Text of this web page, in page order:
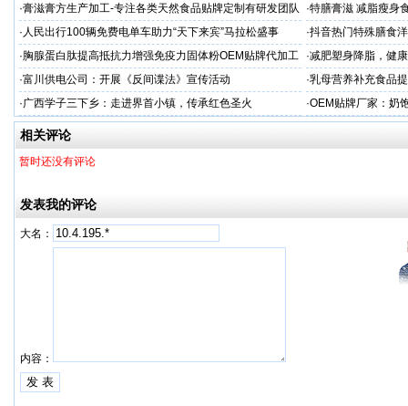
业
·膏滋膏方生产加工-专注各类天然食品贴牌定制有研发团队
厂家
·特膳膏滋 减脂瘦身
务商
· 人民出行100辆免费电单车助力“天下来宾”马拉松盛事 ·抖音热门特殊膳食
牌加工
· 胸腺蛋白肽提高抵抗力增强免疫力固体粉OEM贴牌代加工
服务商
·减肥塑身降脂，健
服务商
·富川供电公司：开展《反间谍法》宣传活动 ·乳母营养补充食品
工
·广西学子三下乡：走进界首小镇，传承红色圣火 ·OEM贴牌厂家：奶
一步！
相关评论
暂时还没有评论
发表我的评论
大名：
内容：